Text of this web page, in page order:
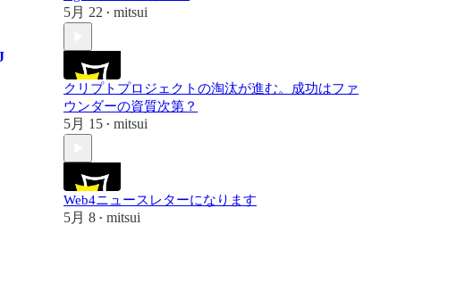
5月 22 • mitsui
クリプトプロジェクトの淘汰が進む。成功はファ
ウンダーの資質次第？
5月 15 • mitsui
Web4ニュースレターになります
5月 8 • mitsui